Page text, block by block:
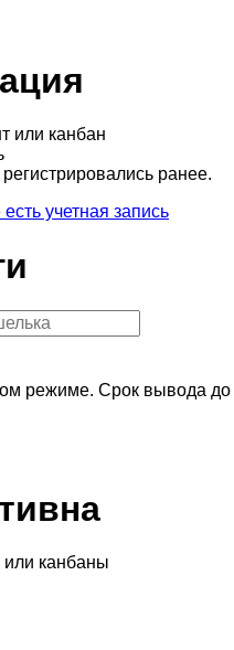
или канбан
ранее.
учетная запись
режиме. Срок вывода до
или канбаны